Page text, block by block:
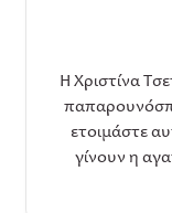
Η Χριστίνα
ετοιμάστε
γίνουν η